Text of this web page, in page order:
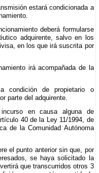
estará condicionada a
deberá formularse
adquirente, salvo en los
en los que irá suscrita por
irá acompañada de la
condición de propietario o
parte del adquirente.
en causa alguna de
40 de la Ley 11/1994, de
de la Comunidad Autónoma
el punto anterior sin que, por
se haya solicitado la
que transcurridos otros 3